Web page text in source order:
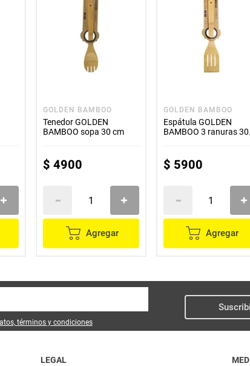
GOLDEN BAMBOO
Tenedor GOLDEN
BAMBOO sopa 30 cm
$ 4900
Agregar
GOLDEN BAMBOO
Espátula GOLDEN
BAMBOO 3 ranuras 30
$ 5900
Agregar
términos y condiciones
LEGAL